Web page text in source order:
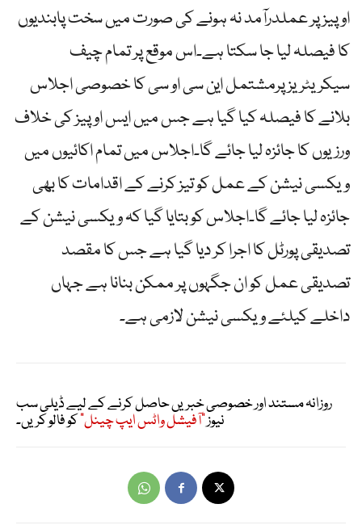
او پیز پر عملدرآمد نہ ہونے کی صورت میں سخت پابندیوں
کا فیصلہ لیا جا سکتا ہے۔اس موقع پر تمام چیف
سیکریٹریز پرمشتمل این سی او سی کا خصوصی اجلاس
بلانے کا فیصلہ کیا گیا ہے جس میں ایس او پیز کی خلاف
ورزیوں کا جائزہ لیا جائے گا۔اجلاس میں تمام اکائیوں میں
ویکسی نیشن کے عمل کو تیز کرنے کے اقدامات کا بھی
جائزہ لیا جائے گا۔اجلاس کو بتایا گیا کہ ویکسی نیشن کے
تصدیقی پورٹل کا اجرا کر دیا گیا ہے جس کا مقصد
تصدیقی عمل کو ان جگہوں پر ممکن بنانا ہے جہاں
داخلے کیلئے ویکسی نیشن لازمی ہے۔
روزانہ مستند اور خصوصی خبریں حاصل کرنے کے لیے ڈیلی سب
نیوز"آفیشل واٹس ایپ چینل"کو فالو کریں۔